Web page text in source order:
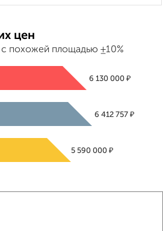
цен
с похожей площадью ±10%
6 130 000₽
6 412 757 ₽
5 590 000 ₽